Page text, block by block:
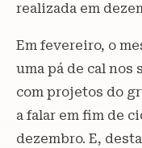
realizada em
Em fevereiro, o
uma pá de cal nos
com projetos do
a falar em fim de
dezembro. E,